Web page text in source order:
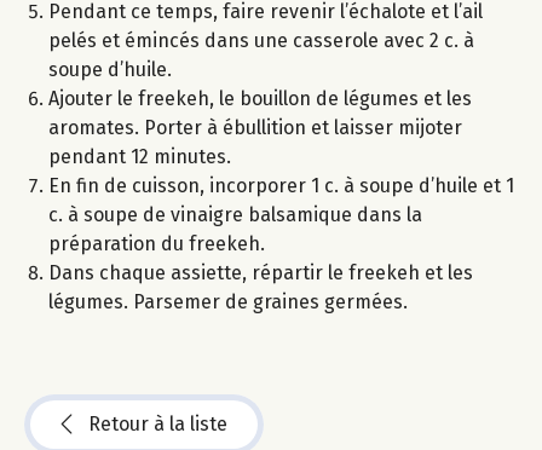
Pendant ce temps, faire revenir l’échalote et l’ail
pelés et émincés dans une casserole avec 2 c. à
soupe d’huile.
Ajouter le freekeh, le bouillon de légumes et les
aromates. Porter à ébullition et laisser mijoter
pendant 12 minutes.
En fin de cuisson, incorporer 1 c. à soupe d’huile et 1
c. à soupe de vinaigre balsamique dans la
préparation du freekeh.
Dans chaque assiette, répartir le freekeh et les
légumes. Parsemer de graines germées.
Retour à la liste